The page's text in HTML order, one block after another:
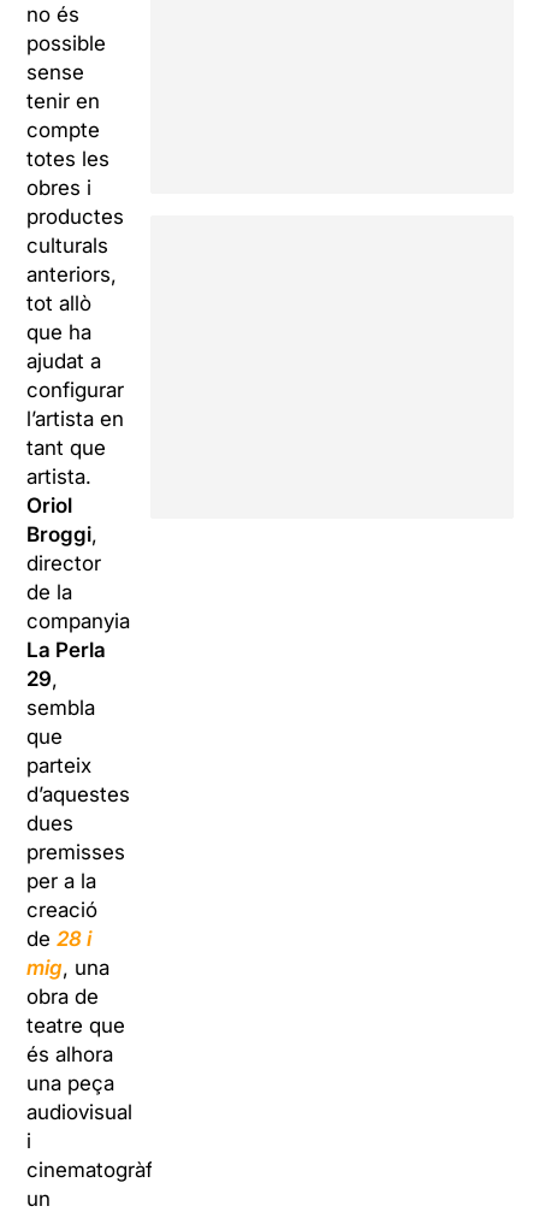
no és
possible
sense
tenir en
compte
totes les
obres i
productes
culturals
anteriors,
tot allò
que ha
ajudat a
configurar
l’artista en
tant que
artista.
Oriol
Broggi,
director
de la
companyia
La Perla
29,
sembla
que
parteix
d’aquestes
dues
premisses
per a la
creació
de28 i
mig, una
obra de
teatre que
és alhora
una peça
audiovisual
i
cinematogràfica,
un